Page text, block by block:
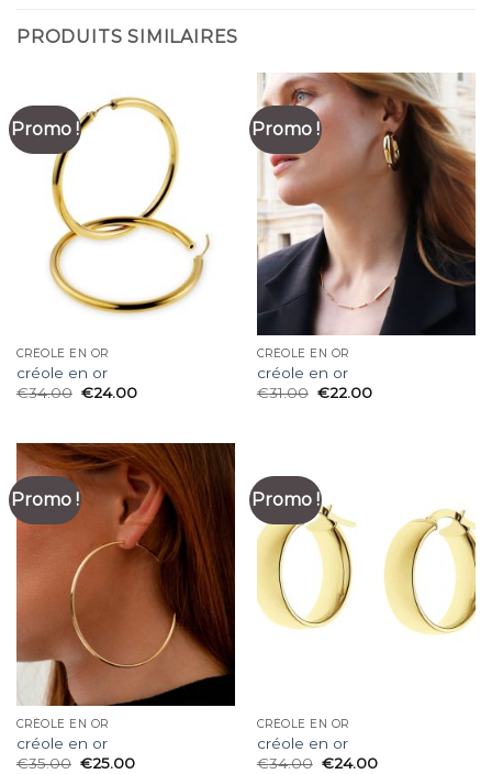
PRODUITS SIMILAIRES
Promo !
CRÉOLE EN OR
créole en or
€34.00 €24.00
Promo !
CRÉOLE EN OR
créole en or
€31.00 €22.00
Promo !
CRÉOLE EN OR
créole en or
€35.00 €25.00
Promo !
CRÉOLE EN OR
créole en or
€34.00 €24.00